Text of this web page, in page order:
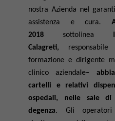
nostra Azienda nel
assistenza e cura.
2018 sottolinea
Calagreti,
formazione e dirigente
clinico aziendale–
cartelli e relativi
ospedali, nelle sale
degenza. Gli operatori